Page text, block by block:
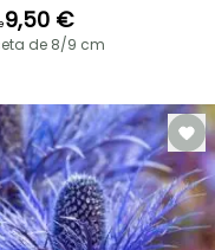
9,50 €
de 8/9 cm